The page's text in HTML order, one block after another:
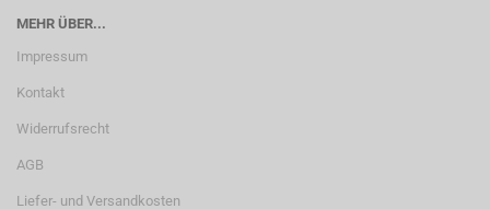
MEHR ÜBER...
Impressum
Kontakt
Widerrufsrecht
AGB
Liefer- und Versandkosten